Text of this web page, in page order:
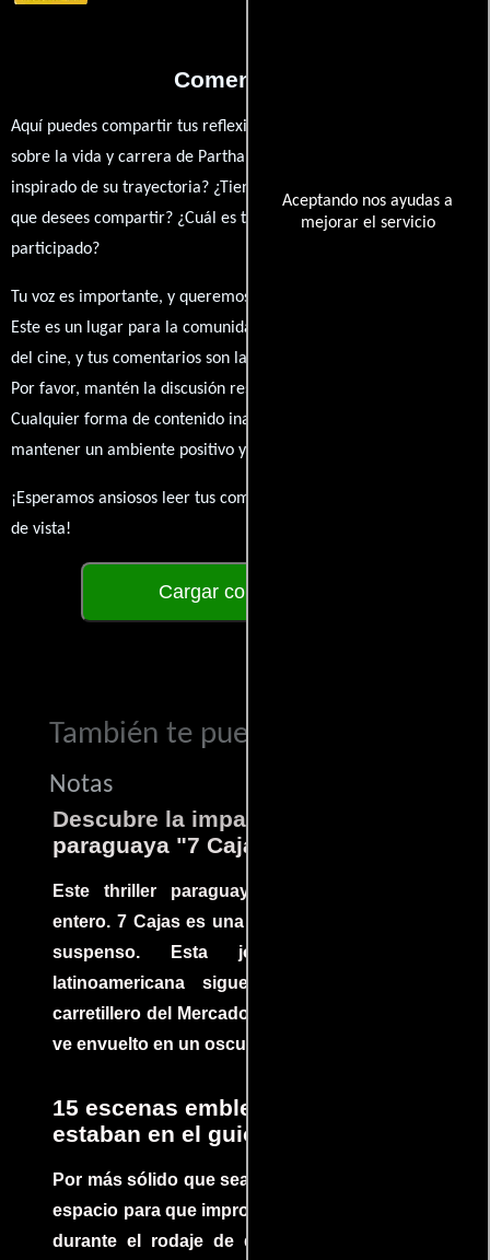
Aceptando nos ayudas a
mejorar el servicio
Comentarios
Aquí puedes compartir tus reflexiones, anécdotas y opiniones
sobre la vida y carrera de Partha Pratim Sarkar. ¿Qué te ha
inspirado de su trayectoria? ¿Tienes alguna anécdota personal
que desees compartir? ¿Cuál es tu película favorita en la que ha
participado?
Tu voz es importante, y queremos escuchar tus pensamientos.
Este es un lugar para la comunidad de admiradores y amantes
del cine, y tus comentarios son la esencia de esta conversación.
Por favor, mantén la discusión respetuosa y constructiva.
Cualquier forma de contenido inapropiado será eliminado para
mantener un ambiente positivo y enriquecedor para todos.
¡Esperamos ansiosos leer tus comentarios y conocer tus puntos
de vista!
Cargar comentarios
También te puede interesar...
Notas
Descubre la impactante película
paraguaya "7 Cajas"
Este thriller paraguayo cautivó al mundo
entero. 7 Cajas es una explosión de acción y
suspenso. Esta joya cinematográfica
latinoamericana sigue la historia de un
carretillero del Mercado 4 de Asunción que se
ve envuelto en un oscuro mundo de crimen
15 escenas emblemáticas que no
estaban en el guion
Por más sólido que sea un guión siempre hay
espacio para que improvisaciones que se dan
durante el rodaje de determinadas escenas